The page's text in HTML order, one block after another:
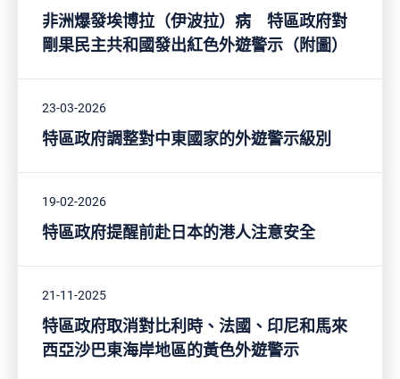
非洲爆發埃博拉（伊波拉）病 特區政府對
剛果民主共和國發出紅色外遊警示（附圖）
23-03-2026
特區政府調整對中東國家的外遊警示級別
19-02-2026
特區政府提醒前赴日本的港人注意安全
21-11-2025
特區政府取消對比利時、法國、印尼和馬來
西亞沙巴東海岸地區的黃色外遊警示